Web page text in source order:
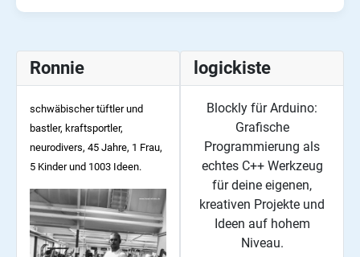
Ronnie
schwäbischer tüftler und
bastler, kraftsportler,
neurodivers, 45 Jahre, 1 Frau,
5 Kinder und 1003 Ideen.
logickiste
Blockly für Arduino:
Grafische
Programmierung als
echtes C++ Werkzeug
für deine eigenen,
kreativen Projekte und
Ideen auf hohem
Niveau.